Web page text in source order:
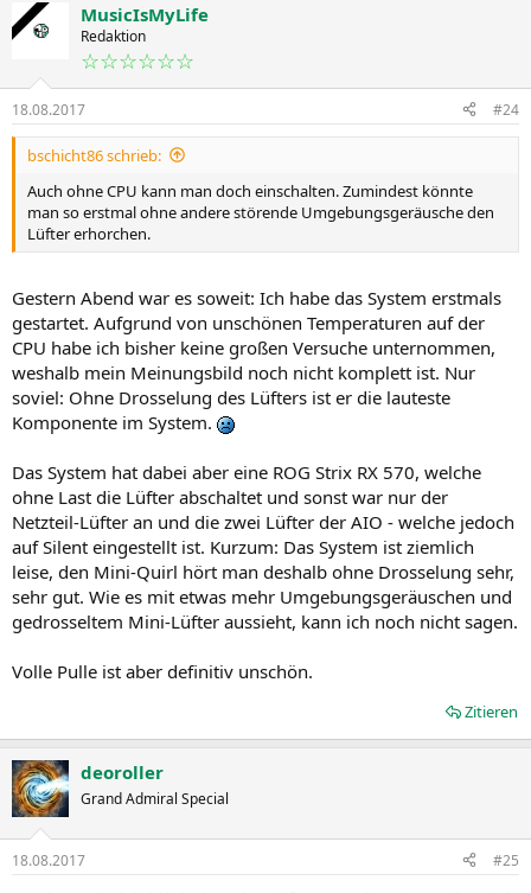
MusicIsMyLife
Redaktion
☆☆☆☆☆☆
18.08.2017 #24
bschicht86 schrieb:
Auch ohne CPU kann man doch einschalten. Zumindest könnte
man so erstmal ohne andere störende Umgebungsgeräusche den
Lüfter erhorchen.
Gestern Abend war es soweit: Ich habe das System erstmals
gestartet. Aufgrund von unschönen Temperaturen auf der
CPU habe ich bisher keine großen Versuche unternommen,
weshalb mein Meinungsbild noch nicht komplett ist. Nur
soviel: Ohne Drosselung des Lüfters ist er die lauteste
Komponente im System.
Das System hat dabei aber eine ROG Strix RX 570, welche
ohne Last die Lüfter abschaltet und sonst war nur der
Netzteil-Lüfter an und die zwei Lüfter der AIO - welche jedoch
auf Silent eingestellt ist. Kurzum: Das System ist ziemlich
leise, den Mini-Quirl hört man deshalb ohne Drosselung sehr,
sehr gut. Wie es mit etwas mehr Umgebungsgeräuschen und
gedrosseltem Mini-Lüfter aussieht, kann ich noch nicht sagen.
Volle Pulle ist aber definitiv unschön.
Zitieren
deoroller
Grand Admiral Special
18.08.2017 #25